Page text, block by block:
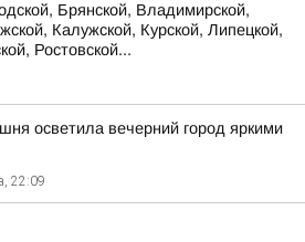
Брянской, Владимирской,
Калужской, Курской, Липецкой,
Ростовской...
осветила вечерний город яркими
22:09